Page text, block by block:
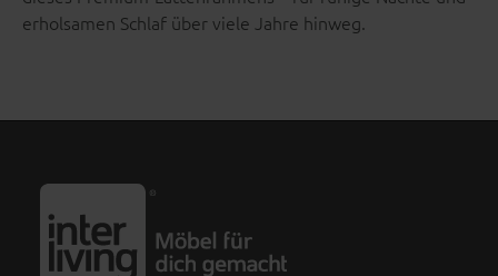
erholsamen Schlaf über viele Jahre hinweg.